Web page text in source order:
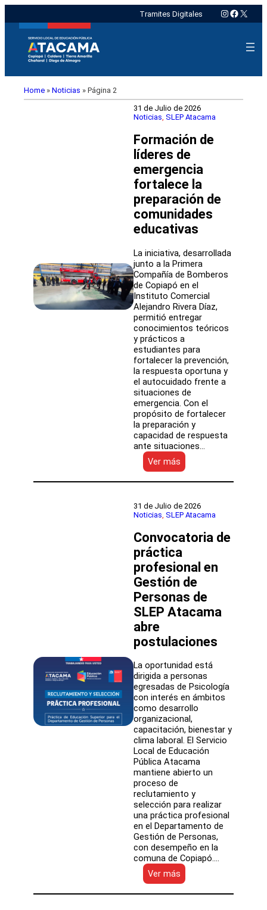
Tramites Digitales Instagram
X
Home » Noticias » Página 2
31 de Julio de 2026
Noticias, SLEP Atacama
Formación de
líderes de
emergencia
fortalece la
preparación de
comunidades
educativas
La iniciativa, desarrollada
junto a la Primera
Compañía de Bomberos
de Copiapó en el
Instituto Comercial
Alejandro Rivera Díaz,
permitió entregar
conocimientos teóricos
y prácticos a
estudiantes para
fortalecer la prevención,
la respuesta oportuna y
el autocuidado frente a
situaciones de
emergencia. Con el
propósito de fortalecer
la preparación y
capacidad de respuesta
ante situaciones…
Ver más
Formación
de
de
emergencia
la
de
comunidades
educativas
31 de Julio de 2026
Noticias SLEP Atacama
Convocatoria de
práctica
profesional en
Gestión de
Personas de
SLEP Atacama
abre
postulaciones
La oportunidad está
dirigida a personas
egresadas de Psicología
con interés en ámbitos
como desarrollo
organizacional,
capacitación, bienestar y
clima laboral. El Servicio
Local de Educación
Pública Atacama
mantiene abierto un
proceso de
reclutamiento y
selección para realizar
una práctica profesional
en el Departamento de
Gestión de Personas,
con desempeño en la
comuna de Copiapó.…
Ver más
Convocatoria
de